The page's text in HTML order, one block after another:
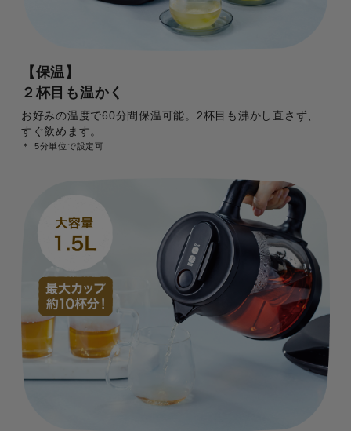
【保温】
２杯目も温かく
お好みの温度で60分間保温可能。2杯目も沸かし直さず、
すぐ飲めます。
5分単位で設定可